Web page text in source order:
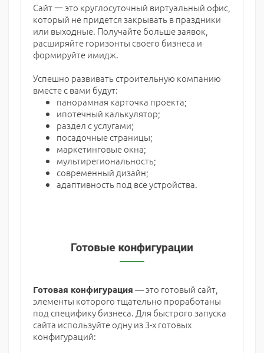
Сайт 一 это круглосуточный виртуальный офис,
который не придется закрывать в праздники
или выходные. Получайте больше заявок,
расширяйте горизонты своего бизнеса и
формируйте имидж.
Успешно развивать строительную компанию
вместе с вами будут:
панорамная карточка проекта;
ипотечный калькулятор;
раздел с услугами;
посадочные страницы;
маркетинговые окна;
мультирегиональность;
современный дизайн;
адаптивность под все устройства.
Готовая конфигурация — это готовый сайт,
элементы которого тщательно проработаны
под специфику бизнеса. Для быстрого запуска
сайта используйте одну из 3-х готовых
конфигураций: